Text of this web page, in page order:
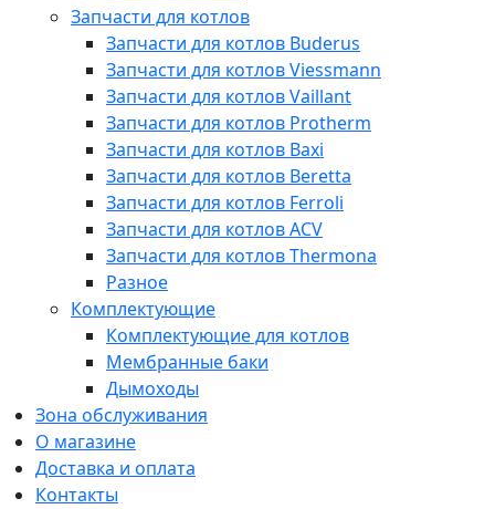
Запчасти для котлов
Запчасти для котлов Buderus
Запчасти для котлов Viessmann
Запчасти для котлов Vaillant
Запчасти для котлов Protherm
Запчасти для котлов Baxi
Запчасти для котлов Beretta
Запчасти для котлов Ferroli
Запчасти для котлов ACV
Запчасти для котлов Thermona
Разное
Комплектующие
Комплектующие для котлов
Мембранные баки
Дымоходы
Зона обслуживания
О магазине
Доставка и оплата
Контакты